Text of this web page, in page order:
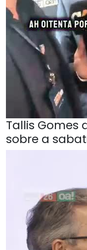
Tallis Gomes
sobre a